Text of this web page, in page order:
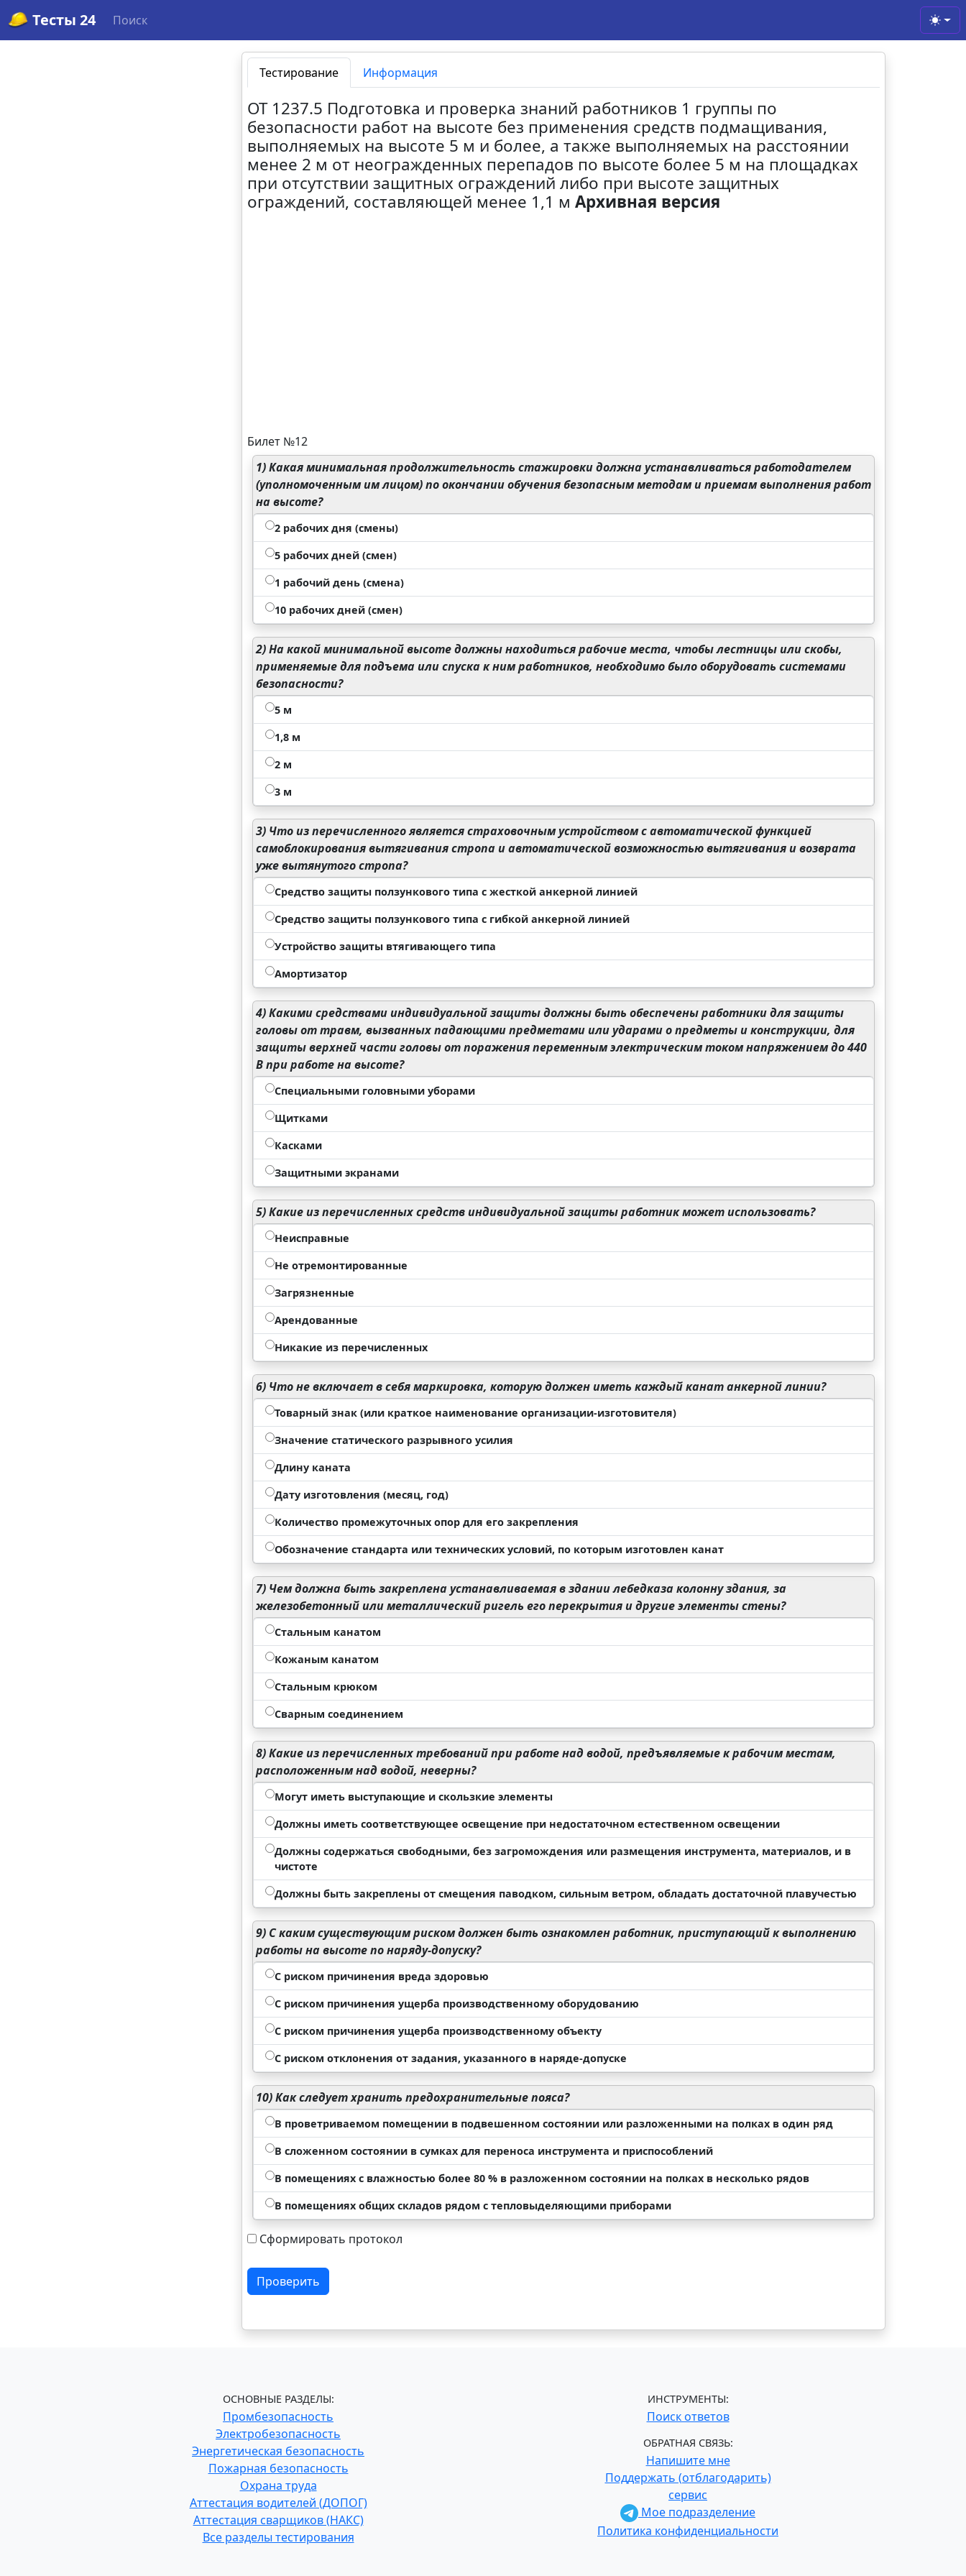
Тесты 24 Поиск
Тестирование Информация
ОТ 1237.5 Подготовка и проверка знаний работников 1 группы по
безопасности работ на высоте без применения средств подмащивания,
выполняемых на высоте 5 м и более, а также выполняемых на расстоянии
менее 2 м от неогражденных перепадов по высоте более 5 м на площадках
при отсутствии защитных ограждений либо при высоте защитных
ограждений, составляющей менее 1,1 м Архивная версия
Билет №12
1)Какая минимальная продолжительность стажировки должна устанавливаться работодателем
(уполномоченным им лицом) по окончании обучения безопасным методам и приемам выполнения работ
на высоте?
2 рабочих дня (смены)
5 рабочих дней (смен)
1 рабочий день (смена)
10 рабочих дней (смен)
2)На какой минимальной высоте должны находиться рабочие места, чтобы лестницы или скобы,
применяемые для подъема или спуска к ним работников, необходимо было оборудовать системами
безопасности?
5 м
1,8 м
2 м
3 м
3) Что из перечисленного является страховочным устройством с автоматической функцией
самоблокирования вытягивания стропа и автоматической возможностью вытягивания и возврата
уже вытянутого стропа?
Средство защиты ползункового типа с жесткой анкерной линией
Средство защиты ползункового типа с гибкой анкерной линией
Устройство защиты втягивающего типа
Амортизатор
4)Какими средствами индивидуальной защиты должны быть обеспечены работники для защиты
головы от травм, вызванных падающими предметами или ударами о предметы и конструкции, для
защиты верхней части головы от поражения переменным электрическим током напряжением до 440
В при работе на высоте?
Специальными головными уборами
Щитками
Касками
Защитными экранами
5)Какие из перечисленных средств индивидуальной защиты работник может использовать?
Неисправные
Не отремонтированные
Загрязненные
Арендованные
Никакие из перечисленных
6) Что не включает в себя маркировка, которую должен иметь каждый канат анкерной линии?
Товарный знак (или краткое наименование организации-изготовителя)
Значение статического разрывного усилия
Длину каната
Дату изготовления (месяц, год)
Количество промежуточных опор для его закрепления
Обозначение стандарта или технических условий, по которым изготовлен канат
7) Чем должна быть закреплена устанавливаемая в здании лебедказа колонну здания, за
железобетонный или металлический ригель его перекрытия и другие элементы стены?
Стальным канатом
Кожаным канатом
Стальным крюком
Сварным соединением
8)Какие из перечисленных требований при работе над водой, предъявляемые к рабочим местам,
расположенным над водой, неверны?
Могут иметь выступающие и скользкие элементы
Должны иметь соответствующее освещение при недостаточном естественном освещении
Должны содержаться свободными, без загромождения или размещения инструмента, материалов, и в
чистоте
Должны быть закреплены от смещения паводком, сильным ветром, обладать достаточной плавучестью
9) С каким существующим риском должен быть ознакомлен работник, приступающий к выполнению
работы на высоте по наряду-допуску?
С риском причинения вреда здоровью
С риском причинения ущерба производственному оборудованию
С риском причинения ущерба производственному объекту
С риском отклонения от задания, указанного в наряде-допуске
10)Как следует хранить предохранительные пояса?
В проветриваемом помещении в подвешенном состоянии или разложенными на полках в один ряд
В сложенном состоянии в сумках для переноса инструмента и приспособлений
В помещениях с влажностью более 80 % в разложенном состоянии на полках в несколько рядов
В помещениях общих складов рядом с тепловыделяющими приборами
Сформировать протокол
Проверить
ОСНОВНЫЕ РАЗДЕЛЫ:
Промбезопасность
Электробезопасность
Энергетическая безопасность
Пожарная безопасность
Охрана труда
Аттестация водителей (ДОПОГ)
Аттестация сварщиков (НАКС)
Все разделы тестирования
ИНСТРУМЕНТЫ:
Поиск ответов
ОБРАТНАЯ СВЯЗЬ:
Напишите мне
Поддержать (отблагодарить)
сервис
Мое подразделение
Политика конфиденциальности